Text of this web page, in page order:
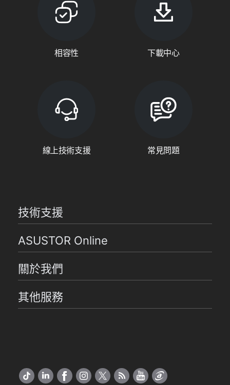
相容性 下載中心
線上技術支援 常見問題
技術支援
ASUSTOR Online
關於我們
其他服務